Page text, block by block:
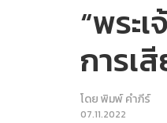
“พระ
การเ
โดยพิมพ์ คำภีร์
07.11.2022